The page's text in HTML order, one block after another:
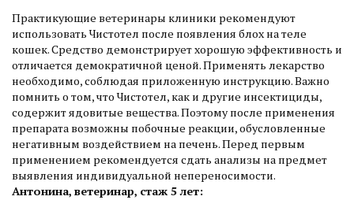
Практикующие ветеринары клиники рекомендуют
использовать Чистотел после появления блох на теле
кошек. Средство демонстрирует хорошую эффективность и
отличается демократичной ценой. Применять лекарство
необходимо, соблюдая приложенную инструкцию. Важно
помнить о том, что Чистотел, как и другие инсектициды,
содержит ядовитые вещества. Поэтому после применения
препарата возможны побочные реакции, обусловленные
негативным воздействием на печень. Перед первым
применением рекомендуется сдать анализы на предмет
выявления индивидуальной непереносимости.
Антонина, ветеринар, стаж 5 лет: